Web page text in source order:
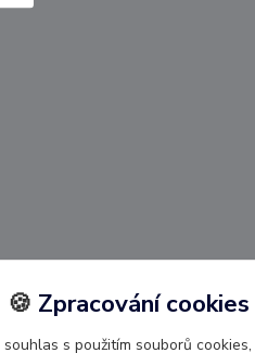
🍪 Zpracování cookies
s použitím souborů